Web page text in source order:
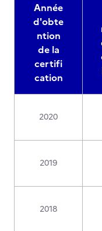
Année
d'obte
ntion
de la
certifi
cation
2020
2019
2018